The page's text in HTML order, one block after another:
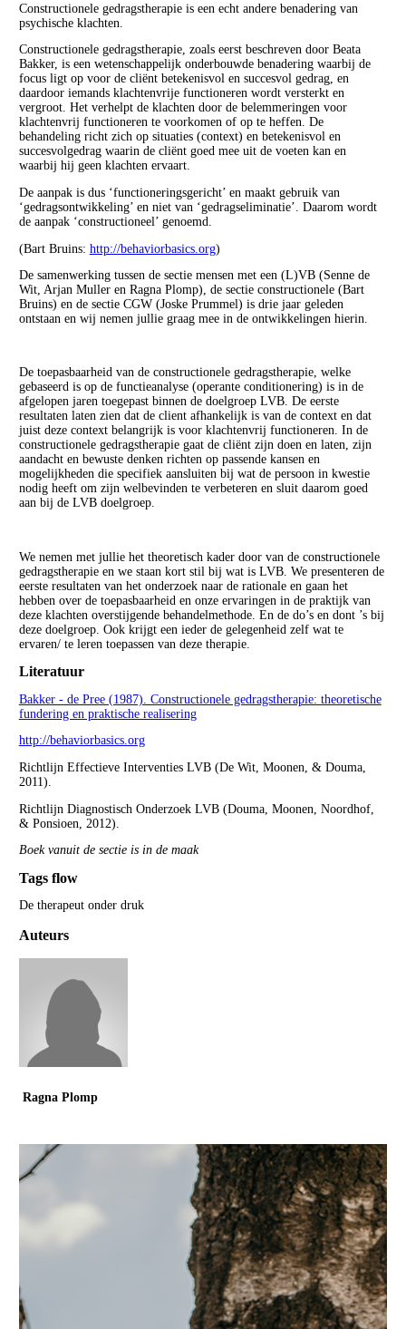
Constructionele gedragstherapie is een echt andere benadering van
psychische klachten.
Constructionele gedragstherapie, zoals eerst beschreven door Beata
Bakker, is een wetenschappelijk onderbouwde benadering waarbij de
focus ligt op voor de cliënt betekenisvol en succesvol gedrag, en
daardoor iemands klachtenvrije functioneren wordt versterkt en
vergroot. Het verhelpt de klachten door de belemmeringen voor
klachtenvrij functioneren te voorkomen of op te heffen. De
behandeling richt zich op situaties (context) en betekenisvol en
succesvolgedrag waarin de cliënt goed mee uit de voeten kan en
waarbij hij geen klachten ervaart.
De aanpak is dus ‘functioneringsgericht’ en maakt gebruik van
‘gedragsontwikkeling’ en niet van ‘gedragseliminatie’. Daarom wordt
de aanpak ‘constructioneel’ genoemd.
(Bart Bruins: http://behaviorbasics.org)
De samenwerking tussen de sectie mensen met een (L)VB (Senne de
Wit, Arjan Muller en Ragna Plomp), de sectie constructionele (Bart
Bruins) en de sectie CGW (Joske Prummel) is drie jaar geleden
ontstaan en wij nemen jullie graag mee in de ontwikkelingen hierin.
De toepasbaarheid van de constructionele gedragstherapie, welke
gebaseerd is op de functieanalyse (operante conditionering) is in de
afgelopen jaren toegepast binnen de doelgroep LVB. De eerste
resultaten laten zien dat de client afhankelijk is van de context en dat
juist deze context belangrijk is voor klachtenvrij functioneren. In de
constructionele gedragstherapie gaat de cliënt zijn doen en laten, zijn
aandacht en bewuste denken richten op passende kansen en
mogelijkheden die specifiek aansluiten bij wat de persoon in kwestie
nodig heeft om zijn welbevinden te verbeteren en sluit daarom goed
aan bij de LVB doelgroep.
We nemen met jullie het theoretisch kader door van de constructionele
gedragstherapie en we staan kort stil bij wat is LVB. We presenteren de
eerste resultaten van het onderzoek naar de rationale en gaan het
hebben over de toepasbaarheid en onze ervaringen in de praktijk van
deze klachten overstijgende behandelmethode. En de do’s en dont ’s bij
deze doelgroep. Ook krijgt een ieder de gelegenheid zelf wat te
ervaren/ te leren toepassen van deze therapie.
Literatuur
Bakker - de Pree (1987). Constructionele gedragstherapie: theoretische
fundering en praktische realisering
http://behaviorbasics.org
Richtlijn Effectieve Interventies LVB (De Wit, Moonen, & Douma,
2011).
Richtlijn Diagnostisch Onderzoek LVB (Douma, Moonen, Noordhof,
& Ponsioen, 2012).
Boek vanuit de sectie is in de maak
Tags flow
De therapeut onder druk
Auteurs
Ragna Plomp